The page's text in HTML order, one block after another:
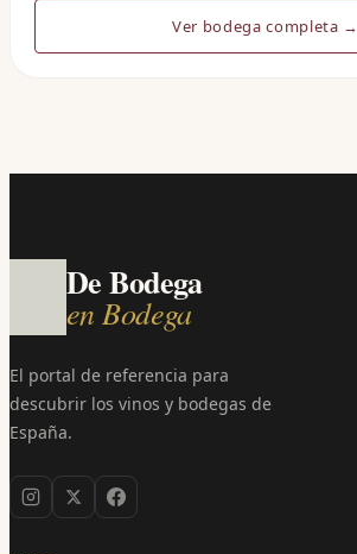
Ver bodega completa →
De Bodega
en Bodega
El portal de referencia para
descubrir los vinos y bodegas de
España.